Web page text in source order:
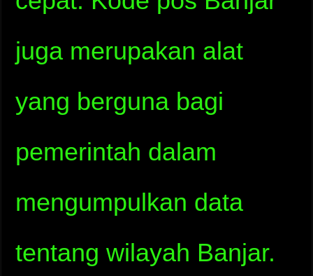
juga merupakan alat
yang berguna bagi
pemerintah dalam
mengumpulkan data
tentang wilayah Banjar.